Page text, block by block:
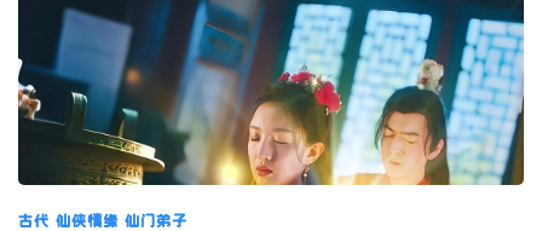
古代 仙侠情缘 仙门弟子